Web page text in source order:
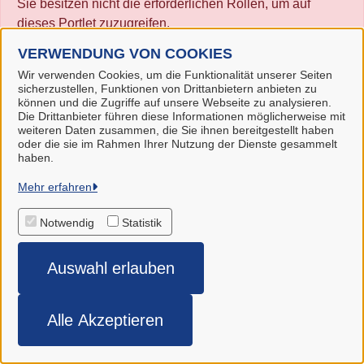
VERWENDUNG VON COOKIES
Wir verwenden Cookies, um die Funktionalität unserer Seiten
sicherzustellen, Funktionen von Drittanbietern anbieten zu
können und die Zugriffe auf unsere Webseite zu analysieren.
Die Drittanbieter führen diese Informationen möglicherweise mit
weiteren Daten zusammen, die Sie ihnen bereitgestellt haben
oder die sie im Rahmen Ihrer Nutzung der Dienste gesammelt
haben.
Mehr erfahren
Notwendig Statistik
Auswahl erlauben
Alle Akzeptieren
Sie besitzen nicht die erforderlichen Rollen, um auf
dieses Portlet zuzugreifen.
Gemeinde Stuhr
Alle Rechte vorbehalten
Datenschutzerklärung